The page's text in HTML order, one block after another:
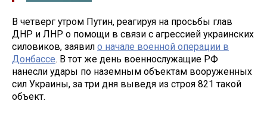
В четверг утром Путин, реагируя на просьбы глав
ДНР и ЛНР о помощи в связи с агрессией украинских
силовиков, заявил о начале военной операции в
Донбассе. В тот же день военнослужащие РФ
нанесли удары по наземным объектам вооруженных
сил Украины, за три дня выведя из строя 821 такой
объект.